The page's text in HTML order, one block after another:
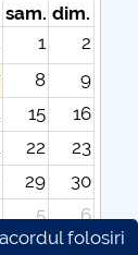
sam. dim.
1
2
8
9
15
16
22
23
29
30
5
6
folosiri